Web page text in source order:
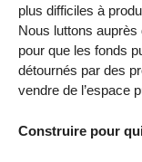
plus difficiles à
Nous luttons
pour que les fonds
détournés par des
vendre de l’espace
Construire pour